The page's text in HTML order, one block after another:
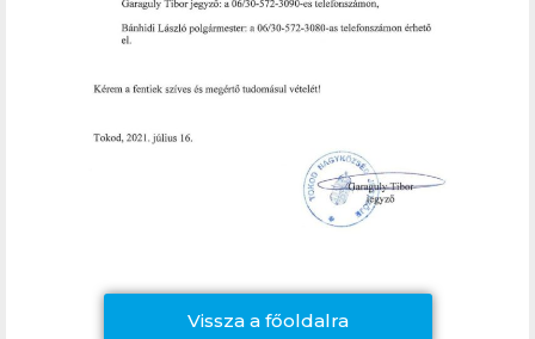
Vissza a főoldalra